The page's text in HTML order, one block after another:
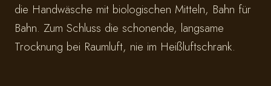
die Handwäsche mit biologischen Mitteln, Bahn für
Bahn. Zum Schluss die schonende, langsame
Trocknung bei Raumluft, nie im Heißluftschrank.